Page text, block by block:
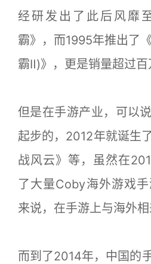
经研发出了此后风靡
霸》，而1995年推出了
霸Ⅱ)》，更是销量超过百
但是在手游产业，可以
起步的，2012年就诞生
战风云》等，虽然在
了大量Coby海外游戏
来说，在手游上与海外相
而到了2014年，中国的